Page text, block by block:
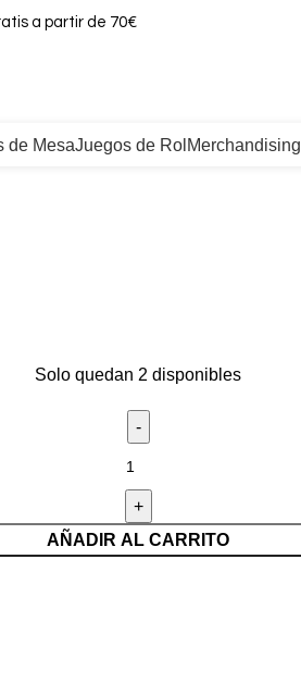
a partir de 70€
de MesaJuegos de Rol Merchandising
Solo quedan 2 disponibles
AÑADIR AL CARRITO